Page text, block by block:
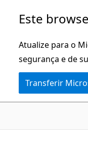
Este
Atualize para o
segurança e de
Transferir